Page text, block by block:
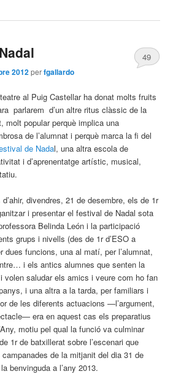
2012perfgallardo
49
al Puig Castellar ha donat molts fruits
parlarem d’un altre ritus clàssic de la
molt popular perquè implica una
de l’alumnat i perquè marca la fi del
de Nadal, una altra escola de
i d’aprenentatge artístic, musical,
divendres, 21 de desembre, els de 1r
i presentar el festival de Nadal sota
Belinda León i la participació
grups i nivells (des de 1r d’ESO a
dues funcions, una al matí, per l’alumnat,
i els antics alumnes que senten la
volen saludar els amics i veure com ho fan
i una altra a la tarda, per familiars i
de les diferents actuacions —l’argument,
era en aquest cas els preparatius
motiu pel qual la funció va culminar
1r de batxillerat sobre l’escenari que
de la mitjanit del dia 31 de
benvinguda a l’any 2013.